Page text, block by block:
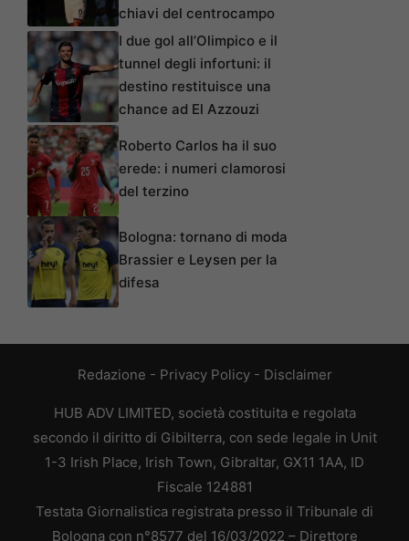
chiavi del centrocampo
I due gol all’Olimpico e il
tunnel degli infortuni: il
destino restituisce una
chance ad El Azzouzi
Roberto Carlos ha il suo
erede: i numeri clamorosi
del terzino
Bologna: tornano di moda
Brassier e Leysen per la
difesa
Redazione - Privacy Policy- Disclaimer
HUB ADV LIMITED, società costituita e regolata
secondo il diritto di Gibilterra, con sede legale in Unit
1-3 Irish Place, Irish Town, Gibraltar, GX11 1AA, ID
Fiscale 124881
Testata Giornalistica registrata presso il Tribunale di
Bologna con n°8577 del 16/03/2022 – Direttore